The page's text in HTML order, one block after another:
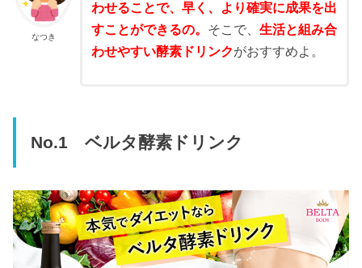
なつき
わせることで、早く、より確実に成果を出
すことができるの。 そこで、 生活と組み合
わせやすい酵素ドリンクがおすすめよ。
No.1 ベルタ酵素ドリンク